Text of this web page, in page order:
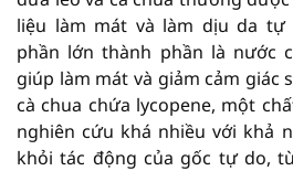
liệu làm mát và làm dịu da tự
phần lớn thành phần là nước
giúp làm mát và giảm cảm giác
cà chua chứa lycopene, một
nghiên cứu khá nhiều với khả
khỏi tác động của gốc tự do,